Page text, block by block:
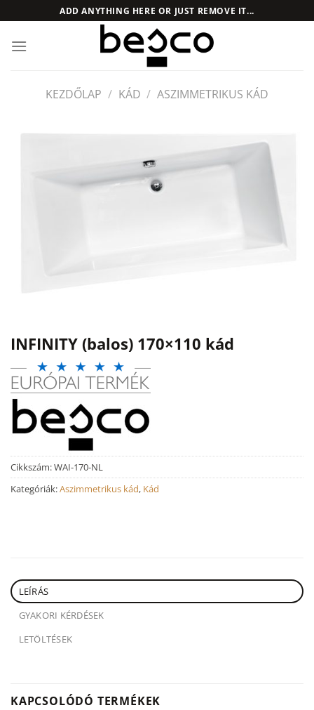
to
content
ADD ANYTHING HERE OR JUST REMOVE IT...
KEZDŐLAP / KÁD / ASZIMMETRIKUS KÁD
INFINITY (balos) 170×110 kád
Cikkszám:WAI-170-NL
Kategóriák:Aszimmetrikus kád, Kád
LEÍRÁS
GYAKORI KÉRDÉSEK
LETÖLTÉSEK
KAPCSOLÓDÓ TERMÉKEK